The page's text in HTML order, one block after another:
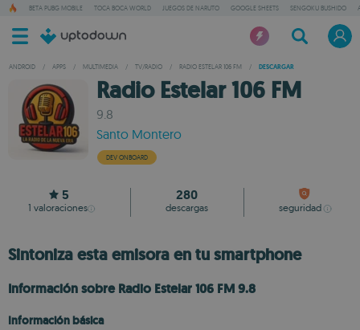
BETA PUBG MOBILE TOCA BOCA WORLD JUEGOS DE NARUTO GOOGLE SHEETS SENGOKU BUSHIDO
ANDROID / APPS / MULTIMEDIA / TV/RADIO / RADIO ESTELAR 106 FM / DESCARGAR
Radio Estelar 106 FM
9.8
Santo Montero
DEV ONBOARD
5
1 valoraciones
280
descargas seguridad
Sintoniza esta emisora en tu smartphone
Información sobre Radio Estelar 106 FM 9.8
Información básica